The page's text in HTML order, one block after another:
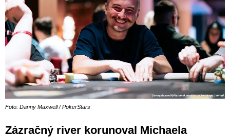
Foto: Danny Maxwell / PokerStars
Zázračný river korunoval Michaela